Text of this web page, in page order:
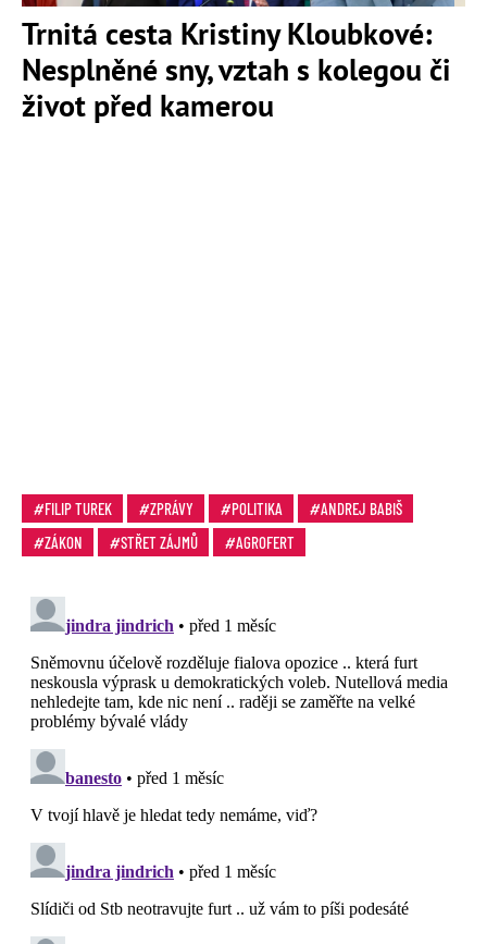
Trnitá cesta Kristiny Kloubkové:
Nesplněné sny, vztah s kolegou či
život před kamerou
FILIP TUREK ZPRÁVY POLITIKA
ANDREJ BABIŠ
ZÁKON
STŘET ZÁJMŮ AGROFERT